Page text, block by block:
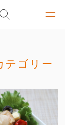
テゴリー